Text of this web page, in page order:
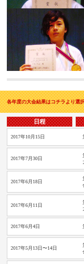
各年度の大会結果はコチラより選
日程
2017年10月15日
2017年7月30日
2017年6月18日
2017年6月11日
2017年6月4日
2017年5月13日〜14日